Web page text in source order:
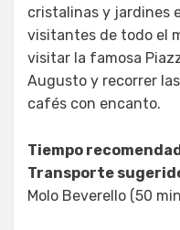
cristalinas y jardines
visitantes de todo el
visitar la famosa
Augusto y recorrer
cafés con encanto.
Tiempo
Transporte
Molo Beverello (50